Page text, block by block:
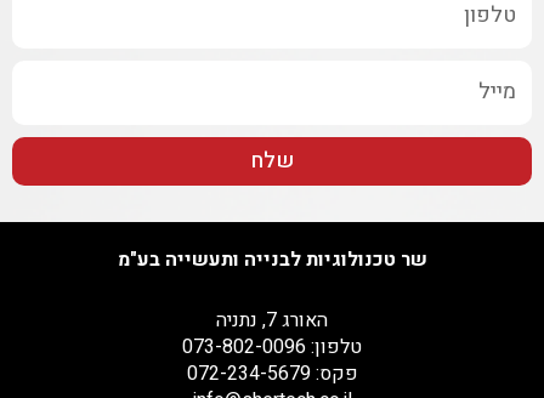
שלח
שר טכנולוגיות לבנייה ותעשייה בע"מ
האורג 7, נתניה
טלפון: 073-802-0096
פקס: 072-234-5679